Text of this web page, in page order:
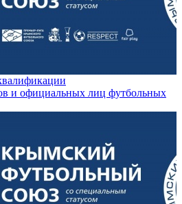
и официальных лиц футбольных